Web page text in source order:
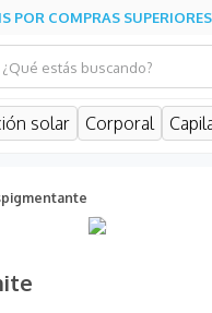
POR COMPRAS
estás buscando?
solar Corporal